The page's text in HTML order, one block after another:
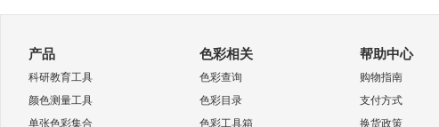
产品
科研教育工具
颜色测量工具
单张色彩集合
色彩相关
色彩查询
色彩目录
色彩工具箱
帮助中心
购物指南
支付方式
换货政策